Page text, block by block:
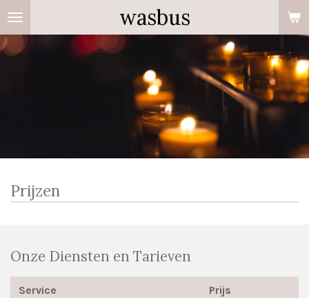
Ga
direct
naar
wasbus
Prijzen
Onze Diensten en Tarieven
Service Prijs